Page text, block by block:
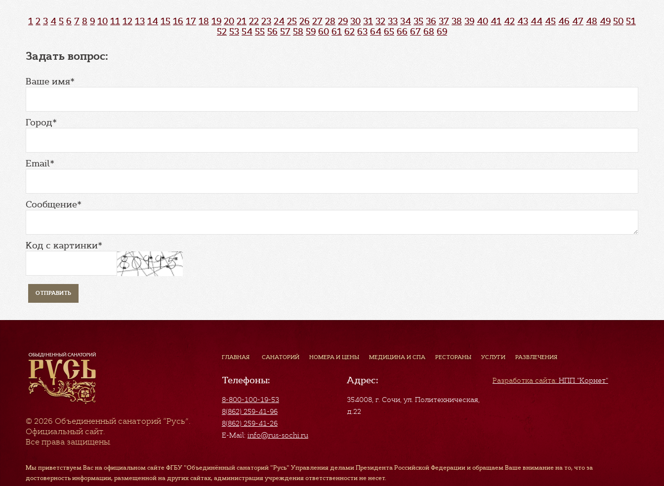
1 2 3 4 5 6 7 8 9 10 11 12 13 14 15 16 17 18 19 20 21 22 23 24 25 26 27 28 29 30 31 32 33 34 35 36 37 38 39 40 41 42 43 44 45 46 47 48 49 50 51
52 53 54 55 56 57 58 59 60 61 62 63 64 65 66 67 68 69
Задать вопрос:
Ваше имя*
Город*
Email*
Сообщение*
Код с картинки*
© 2026 Объединенный санаторий “Русь”.
Официальный сайт.
Все права защищены.
ГЛАВНАЯ САНАТОРИЙ НОМЕРА И ЦЕНЫ МЕДИЦИНА И СПА РЕСТОРАНЫ УСЛУГИ РАЗВЛЕЧЕНИЯ
Телефоны:
8-800-100-19-53
8(862) 259-41-96
8(862) 259-41-26
E-Mail: info@rus-sochi.ru
Адрес:
354008, г. Сочи,ул. Политехническая,
д.22
Разработка сайта: НПП "Корнет"
Мы приветствуем Вас на официальном сайте ФГБУ "Объединённый санаторий "Русь" Управления делами Президента Российской Федерации и обращаем Ваше внимание на то, что за
достоверность информации, размещенной на других сайтах, администрация учреждения ответственности не несет.